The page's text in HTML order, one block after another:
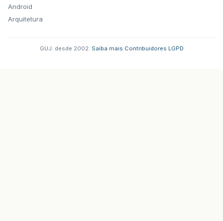
Android
Arquitetura
GUJ: desde 2002. Saiba mais Contribuidores LGPD